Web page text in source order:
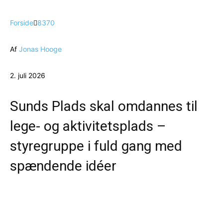
Forside 8370
Af Jonas Hooge
2. juli 2026
Sunds Plads skal omdannes til
lege- og aktivitetsplads –
styregruppe i fuld gang med
spændende idéer